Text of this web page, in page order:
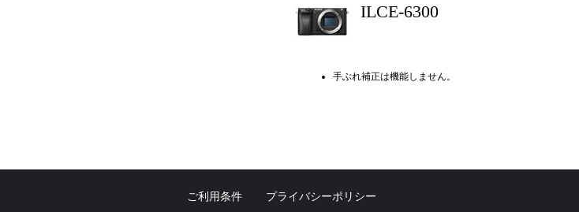
ILCE-6300
手ぶれ補正は機能しません。
ご利用条件 プライバシーポリシー